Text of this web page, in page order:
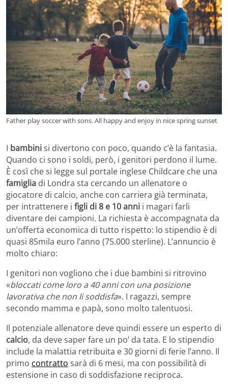
Father play soccer with sons. All happy and enjoy in nice spring sunset
I bambinisi divertono con poco, quando c’è la fantasia.
Quando ci sono i soldi, però, i genitori perdono il lume.
È così che si legge sul portale inglese Childcare che una
famiglia di Londra sta cercando un allenatore o
giocatore di calcio, anche con carriera già terminata,
per intrattenere i figli di 8 e 10 anni i magari farli
diventare dei campioni. La richiesta è accompagnata da
un’offerta economica di tutto rispetto: lo stipendio è di
quasi 85mila euro l’anno (75.000 sterline). L’annuncio è
molto chiaro:
I genitori non vogliono che i due bambini si ritrovino
«bloccati come loro a 40 anni con una posizione
lavorativa che non li soddisfa». I ragazzi, sempre
secondo mamma e papà, sono molto talentuosi.
Il potenziale allenatore deve quindi essere un esperto di
calcio, da deve saper fare un po’ da tata. E lo stipendio
include la malattia retribuita e 30 giorni di ferie l’anno. Il
primo contratto sarà di 6 mesi, ma con possibilità di
estensione in caso di soddisfazione reciproca.